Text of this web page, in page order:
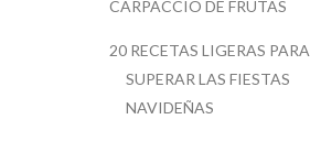
CARPACCIO DE FRUTAS
20 RECETAS LIGERAS PARA
SUPERAR LAS FIESTAS
NAVIDEÑAS